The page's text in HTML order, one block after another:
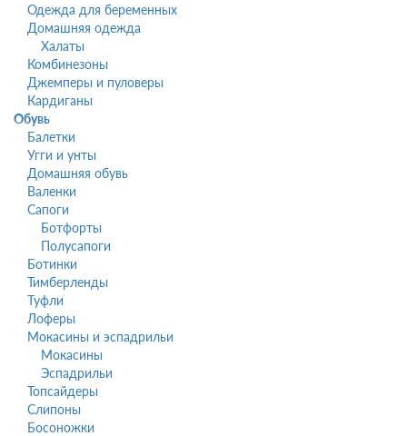
Одежда для беременных
Домашняя одежда
Халаты
Комбинезоны
Джемперы и пуловеры
Кардиганы
Обувь
Балетки
Угги и унты
Домашняя обувь
Валенки
Сапоги
Ботфорты
Полусапоги
Ботинки
Тимберленды
Туфли
Лоферы
Мокасины и эспадрильи
Мокасины
Эспадрильи
Топсайдеры
Слипоны
Босоножки